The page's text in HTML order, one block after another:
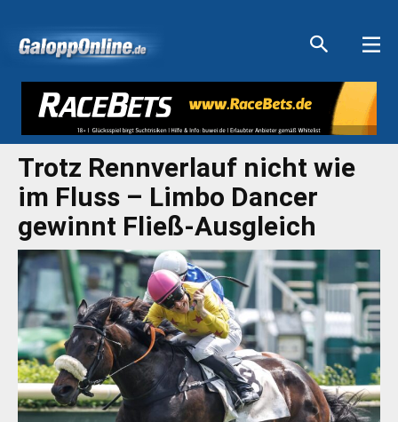
Trotz Rennverlauf nicht wie
im Fluss – Limbo Dancer
gewinnt Fließ-Ausgleich